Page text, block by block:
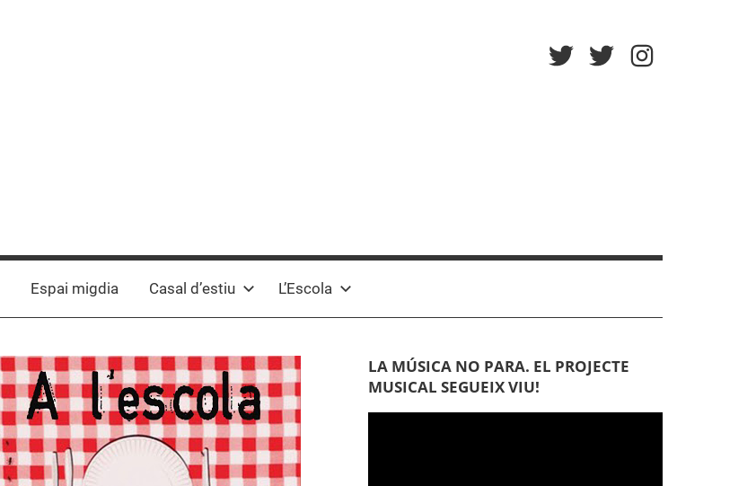
TwitterTwitterInstagram
Espai migdia Casal d’estiu L’Escola
LA MÚSICA NO PARA. EL PROJECTE
MUSICAL SEGUEIX VIU!